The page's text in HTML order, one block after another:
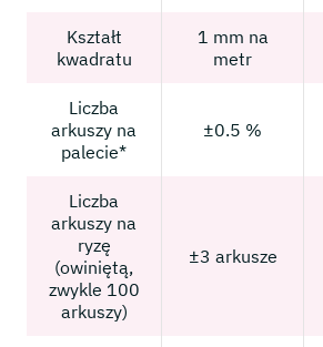
Kształt
kwadratu
1 mm na
metr
Liczba
arkuszy na
palecie*
±0.5 %
Liczba
arkuszy na
ryzę
(owiniętą,
zwykle 100
arkuszy)
±3 arkusze